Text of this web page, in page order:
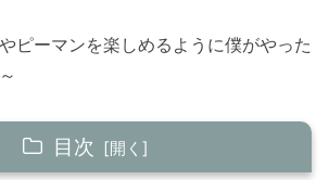
ピーマンを楽しめるように僕がやった
目次